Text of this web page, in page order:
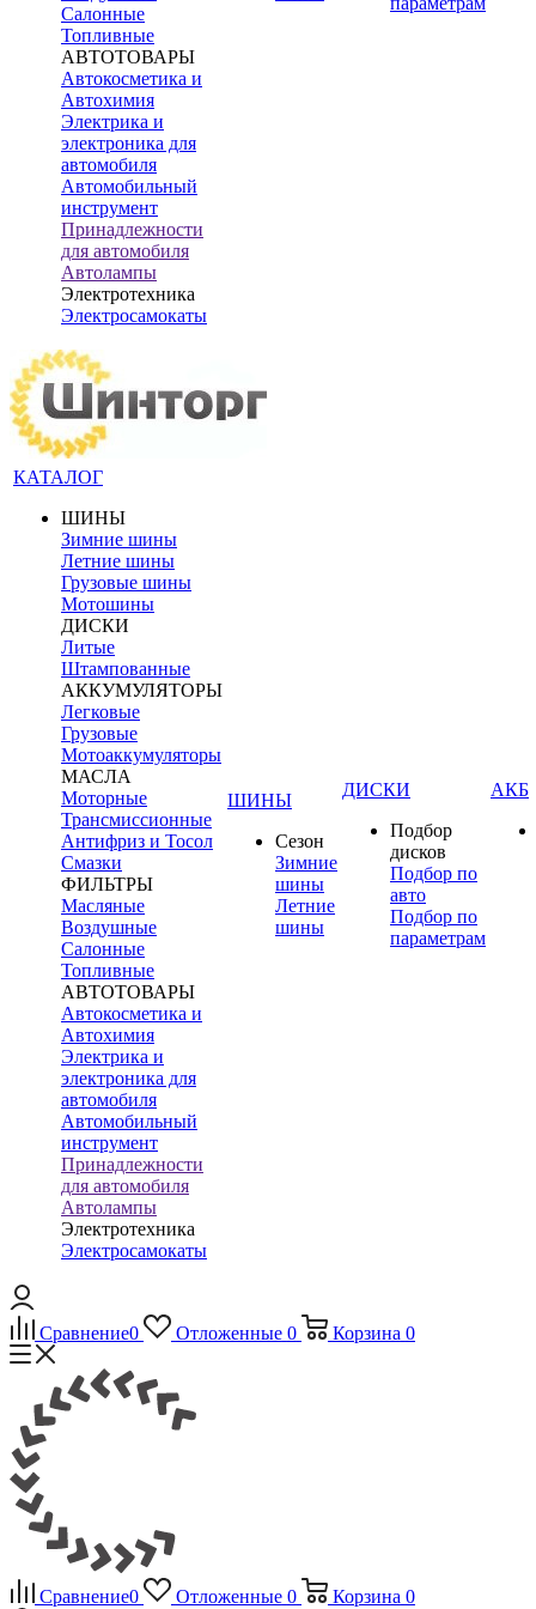
Салонные
Топливные
АВТОТОВАРЫ
Автокосметика и
Автохимия
Электрика и
электроника для
автомобиля
Автомобильный
инструмент
Принадлежности
для автомобиля
Автолампы
Электротехника
Электросамокаты
КАТАЛОГ
ШИНЫ
Зимние шины
Летние шины
Грузовые шины
Мотошины
ДИСКИ
Литые
Штампованные
АККУМУЛЯТОРЫ
Легковые
Грузовые
Мотоаккумуляторы
МАСЛА
Моторные
Трансмиссионные
Антифриз и Тосол
Смазки
ФИЛЬТРЫ
Масляные
Воздушные
Салонные
Топливные
АВТОТОВАРЫ
Автокосметика и
Автохимия
Электрика и
электроника для
автомобиля
Автомобильный
инструмент
Принадлежности
для автомобиля
Автолампы
Электротехника
Электросамокаты
ШИНЫ
Сезон
Зимние
шины
Летние
шины
ДИСКИ
Подбор
дисков
Подбор по
авто
Подбор по
параметрам
АКБ
Сравнение0 Отложенные 0 Корзина 0
Сравнение0 Отложенные 0 Корзина 0